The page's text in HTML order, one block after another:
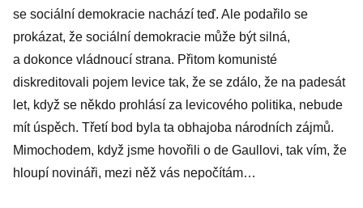
se sociální demokracie nachází teď. Ale podařilo se
prokázat, že sociální demokracie může být silná,
a dokonce vládnoucí strana. Přitom komunisté
diskreditovali pojem levice tak, že se zdálo, že na padesát
let, když se někdo prohlásí za levicového politika, nebude
mít úspěch. Třetí bod byla ta obhajoba národních zájmů.
Mimochodem, když jsme hovořili o de Gaullovi, tak vím, že
hloupí novináři, mezi něž vás nepočítám…